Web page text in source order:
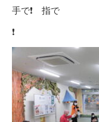
手で❗ 指で